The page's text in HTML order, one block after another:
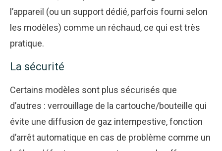
l’appareil (ou un support dédié, parfois fourni selon
les modèles) comme un réchaud, ce qui est très
pratique.
La sécurité
Certains modèles sont plus sécurisés que
d’autres : verrouillage de la cartouche/bouteille qui
évite une diffusion de gaz intempestive, fonction
d’arrêt automatique en cas de problème comme un